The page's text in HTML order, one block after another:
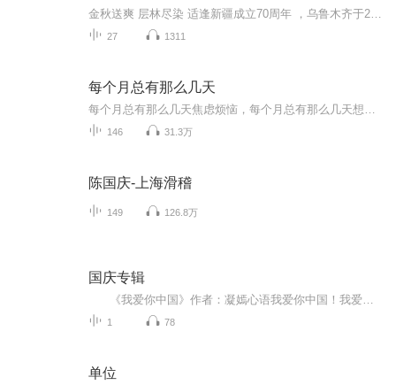
27 1311
每个月总有那么几天
146 31.3万
陈国庆-上海滑稽
149 126.8万
国庆专辑
1 78
单位